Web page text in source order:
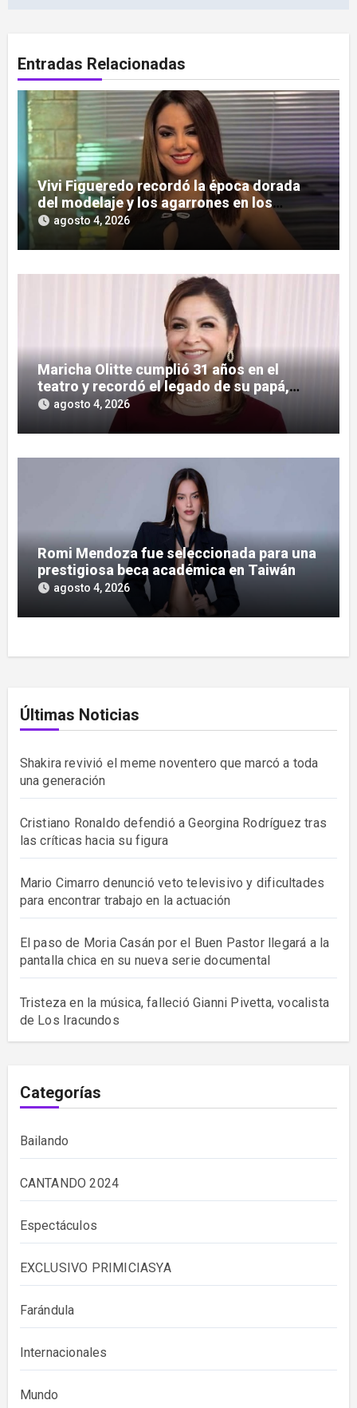
Entradas Relacionadas
Vivi Figueredo recordó la época dorada
del modelaje y los agarrones en los
boliches
agosto 4, 2026
Maricha Olitte cumplió 31 años en el
teatro y recordó el legado de su papá,
José Olitte
agosto 4, 2026
Romi Mendoza fue seleccionada para una
prestigiosa beca académica en Taiwán
agosto 4, 2026
Últimas Noticias
Shakira revivió el meme noventero que marcó a toda
una generación
Cristiano Ronaldo defendió a Georgina Rodríguez tras
las críticas hacia su figura
Mario Cimarro denunció veto televisivo y dificultades
para encontrar trabajo en la actuación
El paso de Moria Casán por el Buen Pastor llegará a la
pantalla chica en su nueva serie documental
Tristeza en la música, falleció Gianni Pivetta, vocalista
de Los Iracundos
Categorías
Bailando
CANTANDO 2024
Espectáculos
EXCLUSIVO PRIMICIASYA
Farándula
Internacionales
Mundo